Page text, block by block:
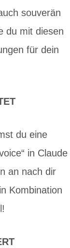
souverän
du mit diesen
für dein
du eine
in Claude
an nach dir
Kombination